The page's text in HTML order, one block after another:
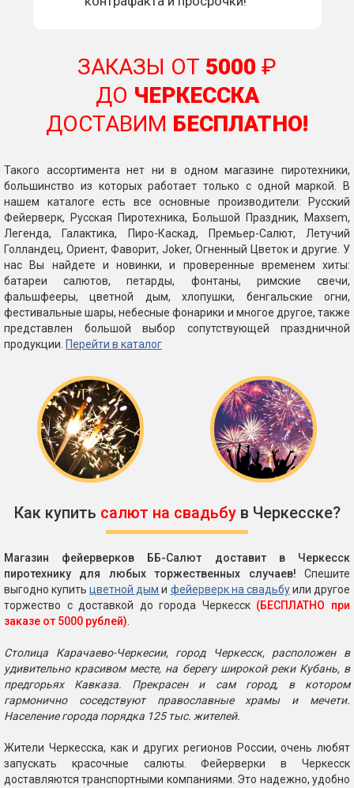
ЗАКАЗЫ ОТ 5000 ₽
ДО ЧЕРКЕССКА
ДОСТАВИМ БЕСПЛАТНО!
Такого ассортимента нет ни в одном магазине пиротехники,
большинство из которых работает только с одной маркой. В
нашем каталоге есть все основные производители: Русский
Фейерверк, Русская Пиротехника, Большой Праздник, Maxsem,
Легенда, Галактика, Пиро-Каскад, Премьер-Салют, Летучий
Голландец, Ориент, Фаворит, Joker, Огненный Цветок и другие. У
нас Вы найдете и новинки, и проверенные временем хиты:
батареи салютов, петарды, фонтаны, римские свечи,
фальшфееры, цветной дым, хлопушки, бенгальские огни,
фестивальные шары, небесные фонарики и многое другое, также
представлен большой выбор сопутствующей праздничной
продукции. Перейти в каталог
Как купить салют на свадьбув Черкесске?
Магазин фейерверков ББ-Салют доставит в Черкесск
пиротехнику для любых торжественных случаев! Спешите
выгодно купитьцветной дым и фейерверк на свадьбуили другое
торжество с доставкой до города Черкесск (БЕСПЛАТНО при
заказе от 5000 рублей).
Столица Карачаево-Черкесии, город Черкесск, расположен в
удивительно красивом месте, на берегу широкой реки Кубань, в
предгорьях Кавказа. Прекрасен и сам город, в котором
гармонично соседствуют православные храмы и мечети.
Население города порядка 125 тыс. жителей.
Жители Черкесска, как и других регионов России, очень любят
запускать красочные салюты. Фейерверки в Черкесск
доставляются транспортными компаниями. Это надежно, удобно